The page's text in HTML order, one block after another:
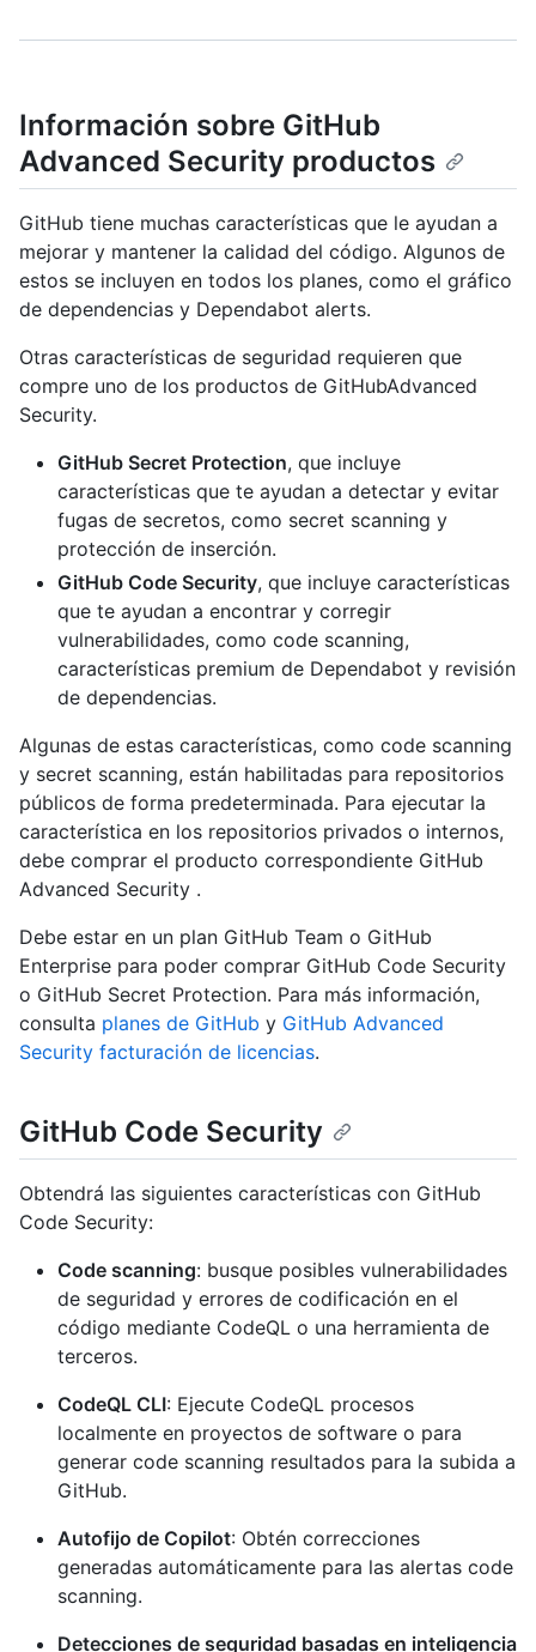
Información sobre GitHub
Advanced Security productos
GitHub tiene muchas características que le ayudan a
mejorar y mantener la calidad del código. Algunos de
estos se incluyen en todos los planes, como el gráfico
de dependencias y Dependabot alerts.
Otras características de seguridad requieren que
compre uno de los productos de GitHubAdvanced
Security.
GitHub Secret Protection, que incluye
características que te ayudan a detectar y evitar
fugas de secretos, como secret scanning y
protección de inserción.
GitHub Code Security, que incluye características
que te ayudan a encontrar y corregir
vulnerabilidades, como code scanning,
características premium de Dependabot y revisión
de dependencias.
Algunas de estas características, como code scanning
y secret scanning, están habilitadas para repositorios
públicos de forma predeterminada. Para ejecutar la
característica en los repositorios privados o internos,
debe comprar el producto correspondiente GitHub
Advanced Security .
Debe estar en un plan GitHub Team o GitHub
Enterprise para poder comprar GitHub Code Security
o GitHub Secret Protection. Para más información,
consulta planes de GitHub y GitHub Advanced
Security facturación de licencias.
GitHub Code Security
Obtendrá las siguientes características con GitHub
Code Security:
Code scanning: busque posibles vulnerabilidades
de seguridad y errores de codificación en el
código mediante CodeQL o una herramienta de
terceros.
CodeQL CLI: Ejecute CodeQL procesos
localmente en proyectos de software o para
generar code scanning resultados para la subida a
GitHub.
Autofijo de Copilot: Obtén correcciones
generadas automáticamente para las alertas code
scanning.
Detecciones de seguridad basadas en inteligencia